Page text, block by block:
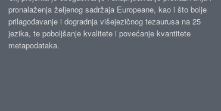
pronalaženja željenog sadržaja Europeane, kao i što bolje
prilagođavanje i dogradnja višejezičnog tezaurusa na 25
jezika, te poboljšanje kvalitete i povećanje kvantitete
metapodataka.